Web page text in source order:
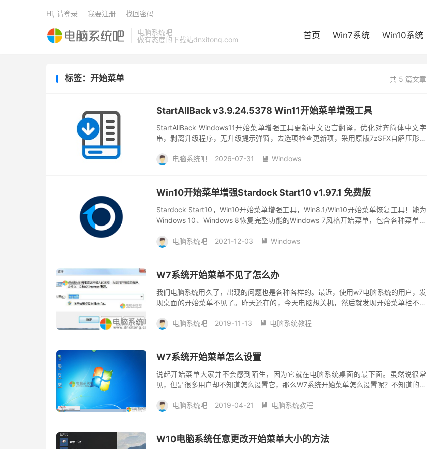
电脑系统吧
做有态度的下载站dnxitong.com
首页 Win7系统 Win10系统
Hi, 请登录 我要注册 找回密码
共 5 篇文章
标签：开始菜单
StartAllBack v3.9.24.5378 Win11开始菜单增强工具
StartAllBack Windows11开始菜单增强工具更新中文语言翻译，优化对齐简体中文字
串，剥离升级程序，无升级提示弹窗，去选项检查更新项，采用原版7zSFX自解压形式
电脑系统吧
2026-07-31  Windows
Win10开始菜单增强Stardock Start10 v1.97.1 免费版
Stardock Start10，Win10开始菜单增强工具，Win8.1/Win10开始菜单恢复工具！能为
Windows 10、Windows 8恢复完整功能的Windows 7风格开始菜单，包含各种菜单样
电脑系统吧
2021-12-03  Windows
W7系统开始菜单不见了怎么办
我们电脑系统用久了，出现的问题也是各种各样的。最近，使用w7电脑系统的用户，发
现桌面的开始菜单不见了。昨天还在的，今天电脑想关机，然后就发现开始菜单栏不见
的解决方...
电脑系统吧 2019-11-13  电脑系统教程
W7系统开始菜单怎么设置
说起开始菜单大家并不会感到陌生，因为它就在电脑系统桌面的最下面。虽然说很常
见，但是很多用户却不知道怎么设置它，那么W7系统开始菜单怎么设置呢？不知道的朋
开始菜...电脑系统吧 2019-04-21  电脑系统教程
W10电脑系统任意更改开始菜单大小的方法